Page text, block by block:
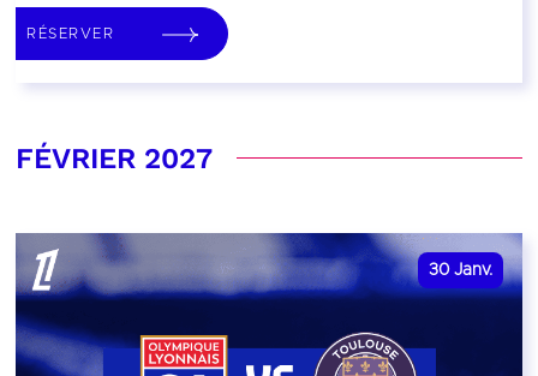
RÉSERVER
FÉVRIER 2027
30 Janv.